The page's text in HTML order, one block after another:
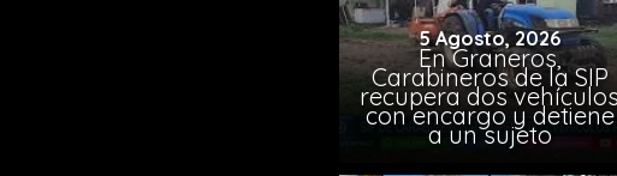
5 Agosto, 2026
En Graneros,
Carabineros de la SIP
recupera dos vehículos
con encargo y detiene
a un sujeto